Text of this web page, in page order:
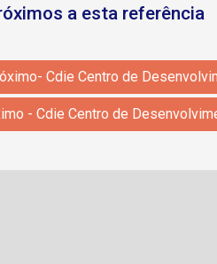
a esta referência